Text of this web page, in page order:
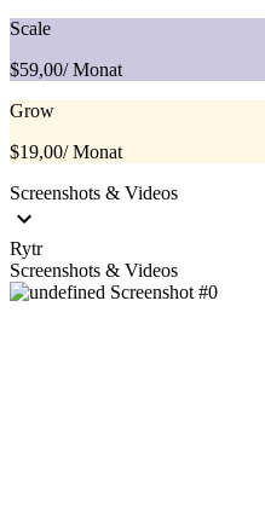
Scale
$59,00/ Monat
Grow
$19,00/ Monat
Screenshots & Videos
Rytr
Screenshots & Videos